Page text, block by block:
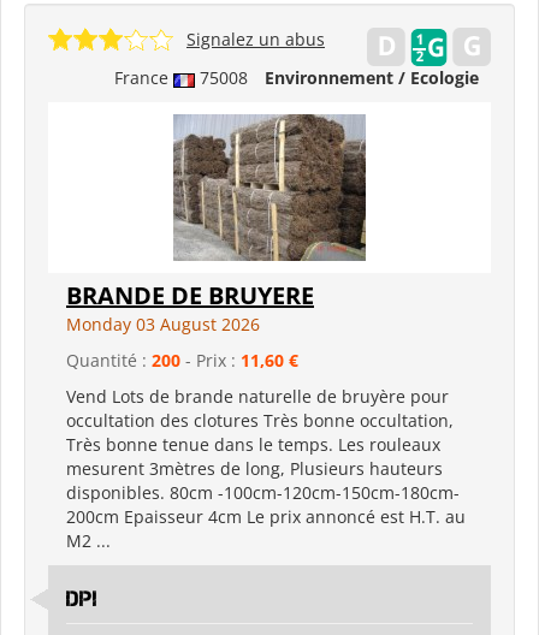
France 75008 Environnement / Ecologie
Signalez un abus
BRANDE DE BRUYERE
Monday 03 August 2026
Quantité : 200 - Prix : 11,60 €
Vend Lots de brande naturelle de bruyère pour
occultation des clotures Très bonne occultation,
Très bonne tenue dans le temps. Les rouleaux
mesurent 3mètres de long, Plusieurs hauteurs
disponibles. 80cm -100cm-120cm-150cm-180cm-
200cm Epaisseur 4cm Le prix annoncé est H.T. au
M2 ...
DPI